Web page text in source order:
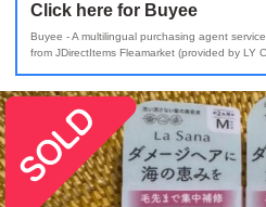
Click here for Buyee
Buyee - A multilingual purchasing agent
from JDirectItems Fleamarket (provided by LY